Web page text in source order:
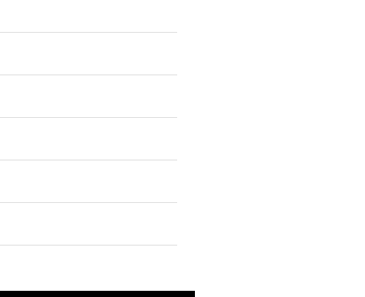
i crteži s temom pejzaža.